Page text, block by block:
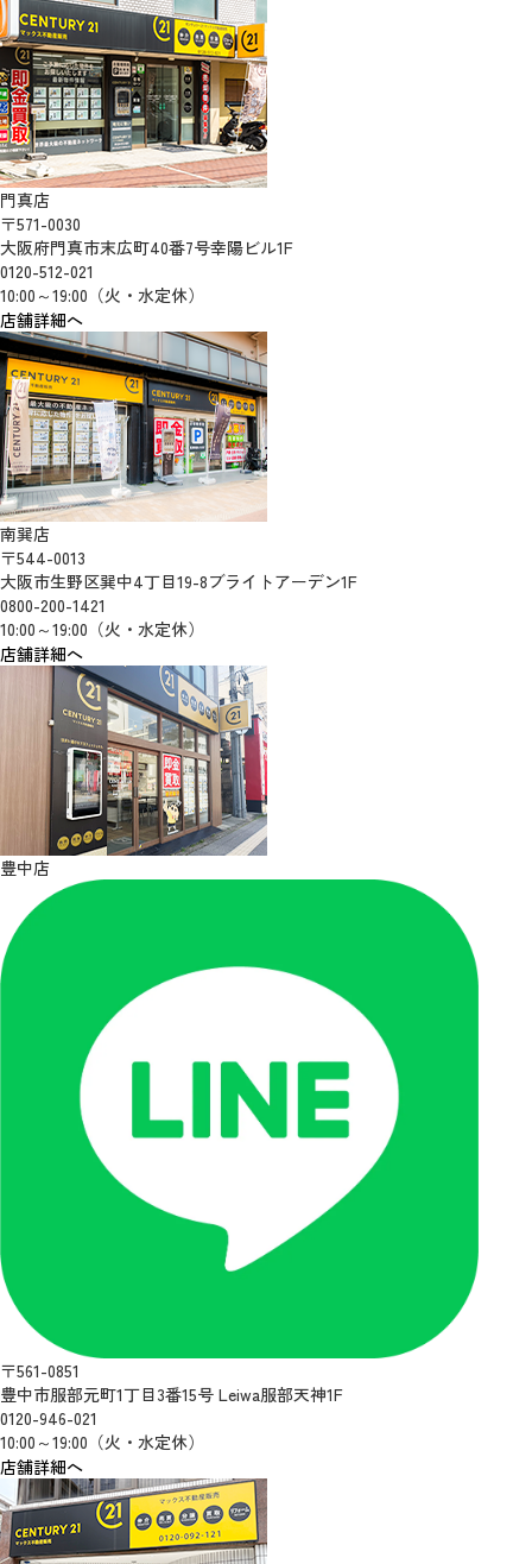
門真店
〒571-0030
大阪府門真市末広町40番7号幸陽ビル1F
0120-512-021
10:00～19:00（火・水定休）
店舗詳細へ
南巽店
〒544-0013
大阪市生野区巽中4丁目19-8ブライトアーデン1F
0800-200-1421
10:00～19:00（火・水定休）
店舗詳細へ
豊中店
〒561-0851
豊中市服部元町1丁目3番15号 Leiwa服部天神1F
0120-946-021
10:00～19:00（火・水定休）
店舗詳細へ